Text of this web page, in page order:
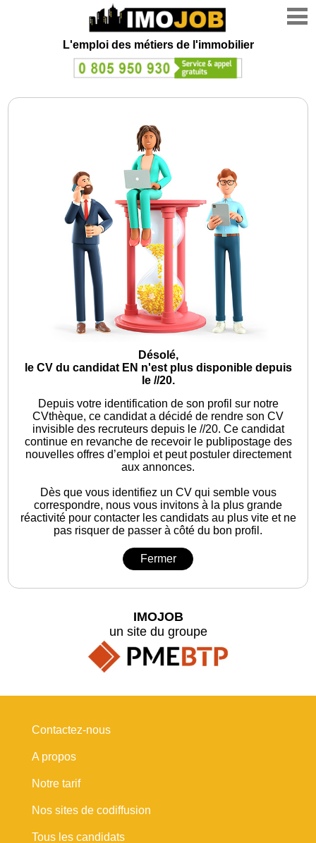
L'emploi des métiers de l'immobilier
Désolé,
le CV du candidat EN n'est plus disponible depuis
le //20.
Depuis votre identification de son profil sur notre
CVthèque, ce candidat a décidé de rendre son CV
invisible des recruteurs depuis le //20. Ce candidat
continue en revanche de recevoir le publipostage des
nouvelles offres d’emploi et peut postuler directement
aux annonces.
Dès que vous identifiez un CV qui semble vous
correspondre, nous vous invitons à la plus grande
réactivité pour contacter les candidats au plus vite et ne
pas risquer de passer à côté du bon profil.
Fermer
IMOJOB
un site du groupe
Contactez-nous
A propos
Notre tarif
Nos sites de codiffusion
Tous les candidats